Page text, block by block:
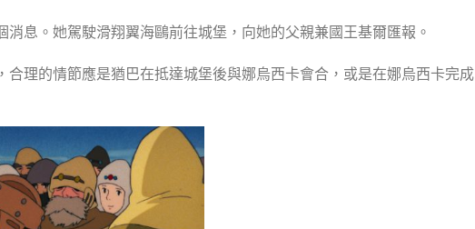
息。她駕駛滑翔翼海鷗前往城堡，向她的父親兼國王基爾匯報。
理的情節應是猶巴在抵達城堡後與娜烏西卡會合，或是在娜烏西卡完